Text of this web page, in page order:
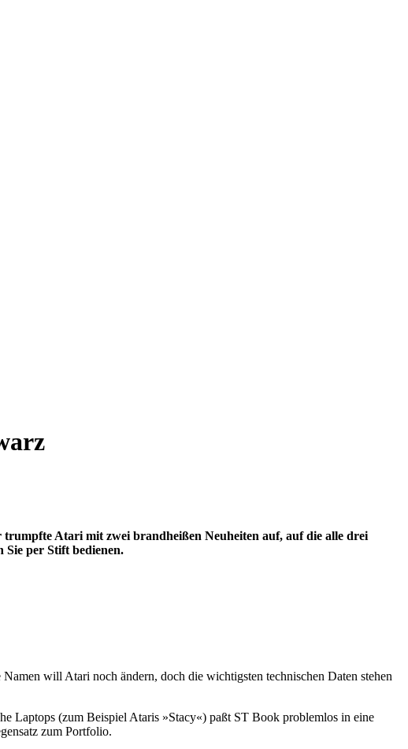
Atari mit zwei brandheißen Neuheiten auf, auf die alle drei
Sie per Stift bedienen.
will Atari noch ändern, doch die wichtigsten technischen Daten stehen
Laptops (zum Beispiel Ataris »Stacy«) paßt ST Book problemlos in eine
zum Portfolio.